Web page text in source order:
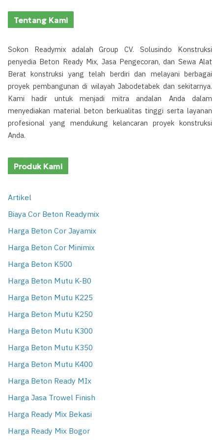
Tentang Kami
Sokon Readymix adalah Group CV. Solusindo Konstruksi
penyedia Beton Ready Mix, Jasa Pengecoran, dan Sewa Alat
Berat konstruksi yang telah berdiri dan melayani berbagai
proyek pembangunan di wilayah Jabodetabek dan sekitarnya.
Kami hadir untuk menjadi mitra andalan Anda dalam
menyediakan material beton berkualitas tinggi serta layanan
profesional yang mendukung kelancaran proyek konstruksi
Anda.
Produk Kami
Artikel
Biaya Cor Beton Readymix
Harga Beton Cor Jayamix
Harga Beton Cor Minimix
Harga Beton K500
Harga Beton Mutu K-B0
Harga Beton Mutu K225
Harga Beton Mutu K250
Harga Beton Mutu K300
Harga Beton Mutu K350
Harga Beton Mutu K400
Harga Beton Ready MIx
Harga Jasa Trowel Finish
Harga Ready Mix Bekasi
Harga Ready Mix Bogor